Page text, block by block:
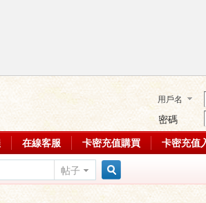
用戶名
密碼
在線客服 卡密充值購買 卡密充值
帖子